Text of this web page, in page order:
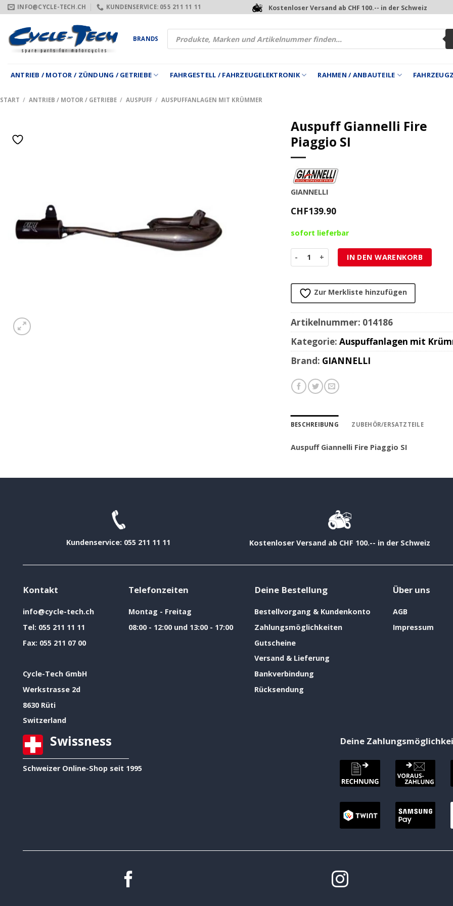
Zum
Inhalt
springen
INFO@CYCLE-TECH.CH KUNDENSERVICE: 055 211 11 11 Kostenloser Versand ab CHF 100.-- in der Schweiz
BRANDS
Products
search
ANTRIEB / MOTOR / ZÜNDUNG / GETRIEBE FAHRGESTELL / FAHRZEUGELEKTRONIK RAHMEN / ANBAUTEILE
START / ANTRIEB / MOTOR / GETRIEBE / AUSPUFF / AUSPUFFANLAGEN MIT KRÜMMER
Auspuff Giannelli Fire
Piaggio SI
GIANNELLI
CHF139.90
sofort lieferbar
Auspuff Giannelli Fire Piaggio SI Menge
IN DEN WARENKORB
Zur Merkliste hinzufügen
Artikelnummer: 014186
Kategorie: Auspuffanlagen mit
Brand: GIANNELLI
BESCHREIBUNG ZUBEHÖR/ERSATZTEILE
Auspuff Giannelli Fire Piaggio SI
Kundenservice: 055 211 11 11 Kostenloser Versand ab CHF 100.-- in der Schweiz
Kontakt
info@cycle-tech.ch
Tel: 055 211 11 11
Fax: 055 211 07 00
Cycle-Tech GmbH
Werkstrasse 2d
8630 Rüti
Switzerland
Telefonzeiten
Montag - Freitag
08:00 - 12:00 und 13:00 - 17:00
Deine Bestellung
Bestellvorgang & Kundenkonto
Zahlungsmöglichkeiten
Gutscheine
Versand & Lieferung
Bankverbindung
Rücksendung
Über uns
AGB
Impressum
Swissness
Schweizer Online-Shop seit 1995
Deine